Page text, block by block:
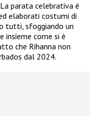
parata celebrativa è
elaborati costumi di
tutti, sfoggiando un
insieme come si è
che Rihanna non
dal 2024.